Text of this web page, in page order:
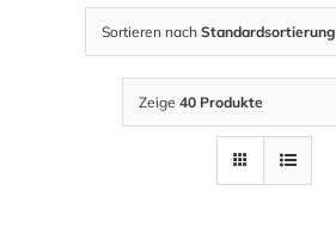
Sortieren nach Standardsortierung
Zeige 40 Produkte